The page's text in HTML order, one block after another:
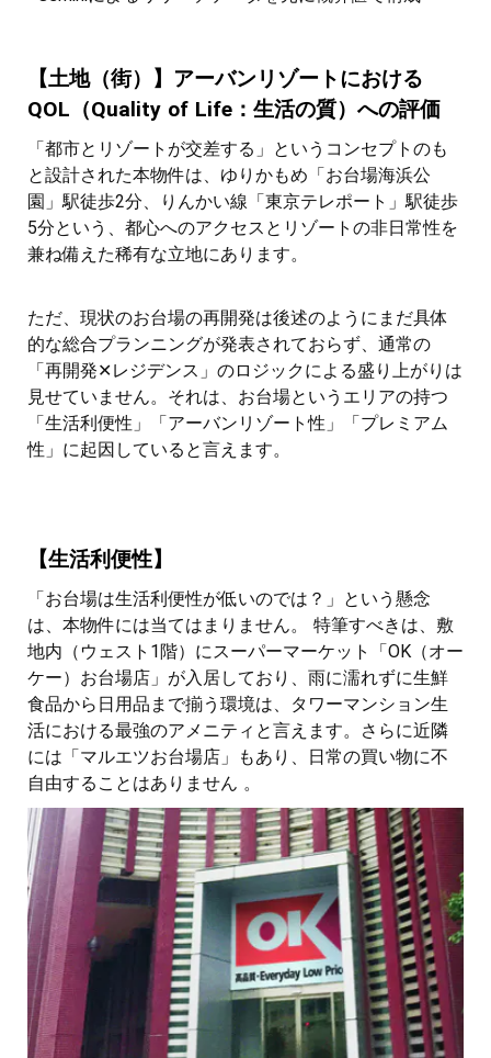
【土地（街）】アーバンリゾートにおける
QOL（Quality of Life：生活の質）への評価
「都市とリゾートが交差する」というコンセプトのも
と設計された本物件は、ゆりかもめ「お台場海浜公
園」駅徒歩2分、りんかい線「東京テレポート」駅徒歩
5分という、都心へのアクセスとリゾートの非日常性を
兼ね備えた稀有な立地にあります。
ただ、現状のお台場の再開発は後述のようにまだ具体
的な総合プランニングが発表されておらず、通常の
「再開発✕レジデンス」のロジックによる盛り上がりは
見せていません。それは、お台場というエリアの持つ
「生活利便性」「アーバンリゾート性」「プレミアム
性」に起因していると言えます。
【生活利便性】
「お台場は生活利便性が低いのでは？」という懸念
は、本物件には当てはまりません。 特筆すべきは、敷
地内（ウェスト1階）にスーパーマーケット「OK（オー
ケー）お台場店」が入居しており、雨に濡れずに生鮮
食品から日用品まで揃う環境は、タワーマンション生
活における最強のアメニティと言えます。さらに近隣
には「マルエツお台場店」もあり、日常の買い物に不
自由することはありません 。